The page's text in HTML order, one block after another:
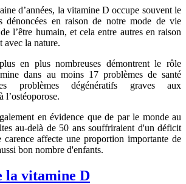
d’années, la vitamine D occupe souvent le
dénoncées en raison de notre mode de vie
l’être humain, et cela entre autres en raison
avec la nature.
en plus nombreuses démontrent le rôle
dans au moins 17 problèmes de santé
problèmes dégénératifs graves aux
l’ostéoporose.
en évidence que de par le monde au
au-delà de 50 ans souffriraient d'un déficit
affecte une proportion importante de
bon nombre d'enfants.
la vitamine D